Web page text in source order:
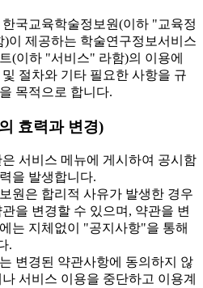
국교육학술정보원(이하 "교육정
)이 제공하는 학술연구정보서비스
(이하 "서비스" 라함)의 이용에
절차와 기타 필요한 사항을 규
목적으로 합니다.
효력과 변경)
서비스 메뉴에 게시하여 공시함
을 발생합니다.
원은 합리적 사유가 발생한 경우
을 변경할 수 있으며, 약관을 변
는 지체없이 "공지사항"을 통해
.
변경된 약관사항에 동의하지 않
서비스 이용을 중단하고 이용계